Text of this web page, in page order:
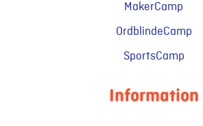
MakerCamp
OrdblindeCamp
SportsCamp
Information